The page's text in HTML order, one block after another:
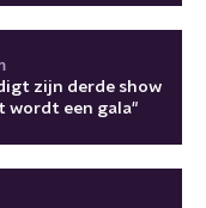
zijn derde show
wordt een gala"